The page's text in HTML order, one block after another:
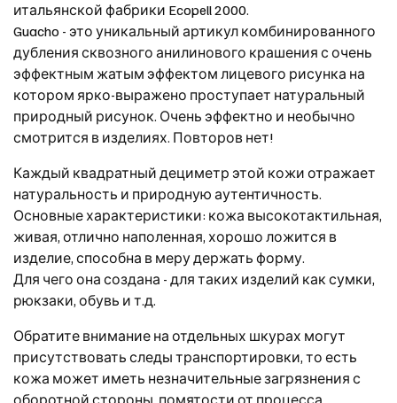
итальянской фабрики Ecopell 2000.
Guacho - это уникальный артикул комбинированного
дубления сквозного анилинового крашения с очень
эффектным жатым эффектом лицевого рисунка на
котором ярко-выражено проступает натуральный
природный рисунок. Очень эффектно и необычно
смотрится в изделиях. Повторов нет!
Каждый квадратный дециметр этой кожи отражает
натуральность и природную аутентичность.
Основные характеристики: кожа высокотактильная,
живая, отлично наполенная, хорошо ложится в
изделие, способна в меру держать форму.
Для чего она создана - для таких изделий как сумки,
рюкзаки, обувь и т.д.
Обратите внимание на отдельных шкурах могут
присутствовать следы транспортировки, то есть
кожа может иметь незначительные загрязнения с